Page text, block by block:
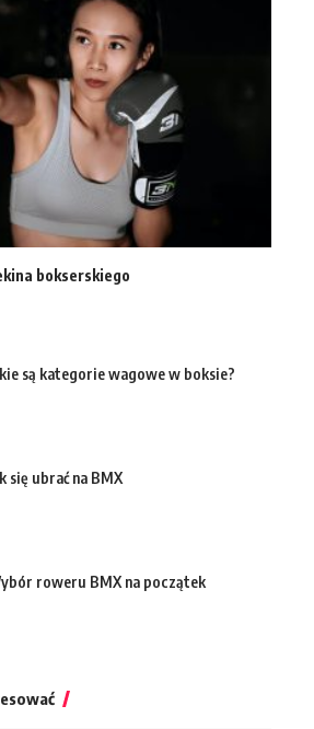
bokserskiego
są kategorie wagowe w boksie?
się ubrać na BMX
roweru BMX na początek